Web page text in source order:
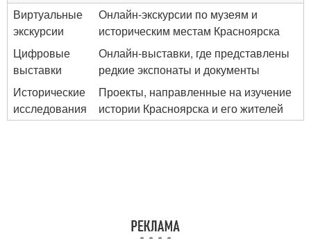
Виртуальные
экскурсии
Онлайн-экскурсии по музеям и
историческим местам Красноярска
Цифровые
выставки
Онлайн-выставки, где представлены
редкие экспонаты и документы
Исторические
исследования
Проекты, направленные на изучение
истории Красноярска и его жителей